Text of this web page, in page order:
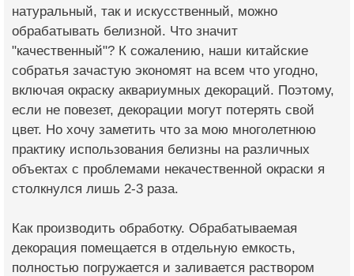
натуральный, так и искусственный, можно
обрабатывать белизной. Что значит
"качественный"? К сожалению, наши китайские
собратья зачастую экономят на всем что угодно,
включая окраску аквариумных декораций. Поэтому,
если не повезет, декорации могут потерять свой
цвет. Но хочу заметить что за мою многолетнюю
практику использования белизны на различных
объектах с проблемами некачественной окраски я
столкнулся лишь 2-3 раза.
Как производить обработку. Обрабатываемая
декорация помещается в отдельную емкость,
полностью погружается и заливается раствором